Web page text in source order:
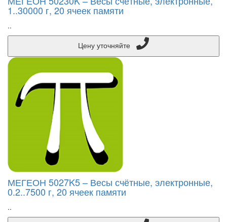
1..30000 г, 20 ячеек памяти
..
МЕГЕОН 5027K5 – Весы счётные, электронные,
0.2..7500 г, 20 ячеек памяти
..